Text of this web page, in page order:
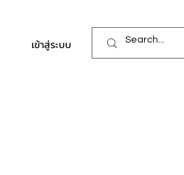
เข้าสู่ระบบ